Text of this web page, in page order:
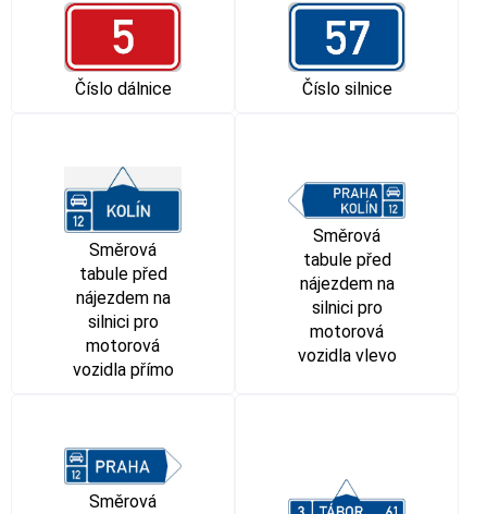
Číslo dálnice Číslo silnice
Směrová
tabule před
nájezdem na
silnici pro
motorová
vozidla přímo
Směrová
tabule před
nájezdem na
silnici pro
motorová
vozidla vlevo
Směrová